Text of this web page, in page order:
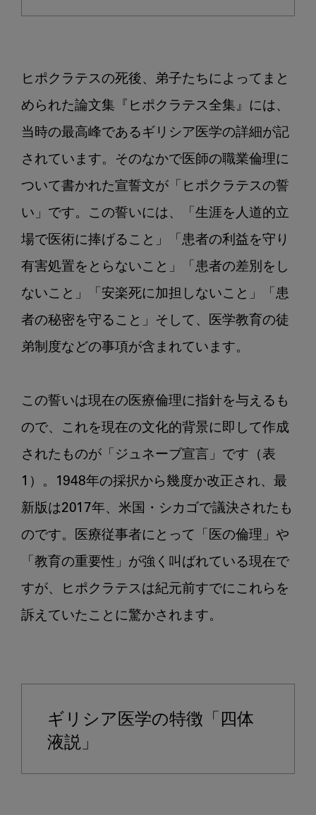
ヒポクラテスの死後、弟子たちによってまと
められた論文集『ヒポクラテス全集』には、
当時の最高峰であるギリシア医学の詳細が記
されています。そのなかで医師の職業倫理に
ついて書かれた宣誓文が「ヒポクラテスの誓
い」です。この誓いには、「生涯を人道的立
場で医術に捧げること」「患者の利益を守り
有害処置をとらないこと」「患者の差別をし
ないこと」「安楽死に加担しないこと」「患
者の秘密を守ること」そして、医学教育の徒
弟制度などの事項が含まれています。
この誓いは現在の医療倫理に指針を与えるも
ので、これを現在の文化的背景に即して作成
されたものが「ジュネーブ宣言」です（表
1）。1948年の採択から幾度か改正され、最
新版は2017年、米国・シカゴで議決されたも
のです。医療従事者にとって「医の倫理」や
「教育の重要性」が強く叫ばれている現在で
すが、ヒポクラテスは紀元前すでにこれらを
訴えていたことに驚かされます。
ギリシア医学の特徴「四体
液説」